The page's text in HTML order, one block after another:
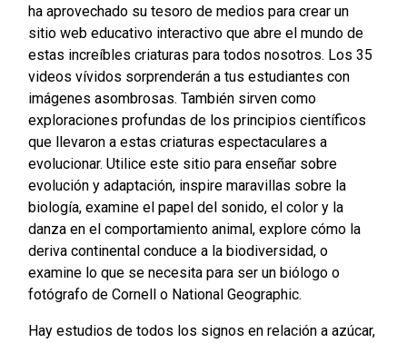
ha aprovechado su tesoro de medios para crear un
sitio web educativo interactivo que abre el mundo de
estas increíbles criaturas para todos nosotros. Los 35
videos vívidos sorprenderán a tus estudiantes con
imágenes asombrosas. También sirven como
exploraciones profundas de los principios científicos
que llevaron a estas criaturas espectaculares a
evolucionar. Utilice este sitio para enseñar sobre
evolución y adaptación, inspire maravillas sobre la
biología, examine el papel del sonido, el color y la
danza en el comportamiento animal, explore cómo la
deriva continental conduce a la biodiversidad, o
examine lo que se necesita para ser un biólogo o
fotógrafo de Cornell o National Geographic.
Hay estudios de todos los signos en relación a azúcar,